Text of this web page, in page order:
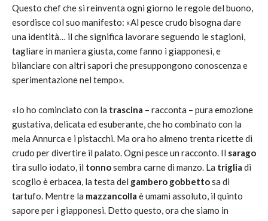
Questo chef che si reinventa ogni giorno le regole del buono,
esordisce col suo manifesto: «Al pesce crudo bisogna dare
una identità… il che significa lavorare seguendo le stagioni,
tagliare in maniera giusta, come fanno i giapponesi, e
bilanciare con altri sapori che presuppongono conoscenza e
sperimentazione nel tempo».
«Io ho cominciato con la trascina – racconta – pura emozione
gustativa, delicata ed esuberante, che ho combinato con la
mela Annurca e i pistacchi. Ma ora ho almeno trenta ricette di
crudo per divertire il palato. Ogni pesce un racconto. Il sarago
tira sullo iodato, il tonnosembra carne di manzo. La triglia di
scoglio è erbacea, la testa del gambero gobbettosa di
tartufo. Mentre la mazzancolla è umami assoluto, il quinto
sapore per i giapponesi. Detto questo, ora che siamo in